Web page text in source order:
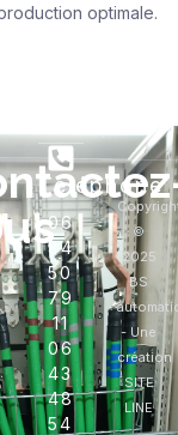
optimale.
Téléphone
06
84
50
79
11
06
43
48
54
©
2025
BS
- Une
création
SITE
LINE